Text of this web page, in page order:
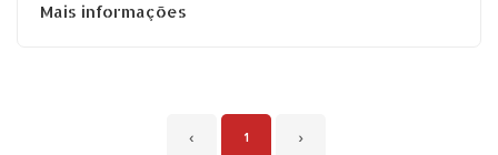
Mais informações
‹ 1 ›